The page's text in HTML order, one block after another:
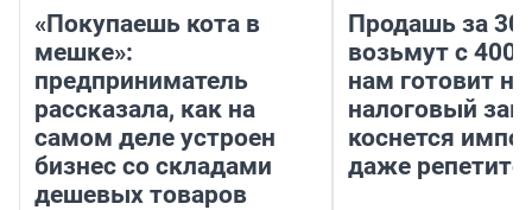
«Покупаешь кота в
мешке»:
предприниматель
рассказала, как на
самом деле устроен
бизнес со складами
дешевых товаров
Продашь за
возьмут с
нам готовит
налоговый
коснется
даже